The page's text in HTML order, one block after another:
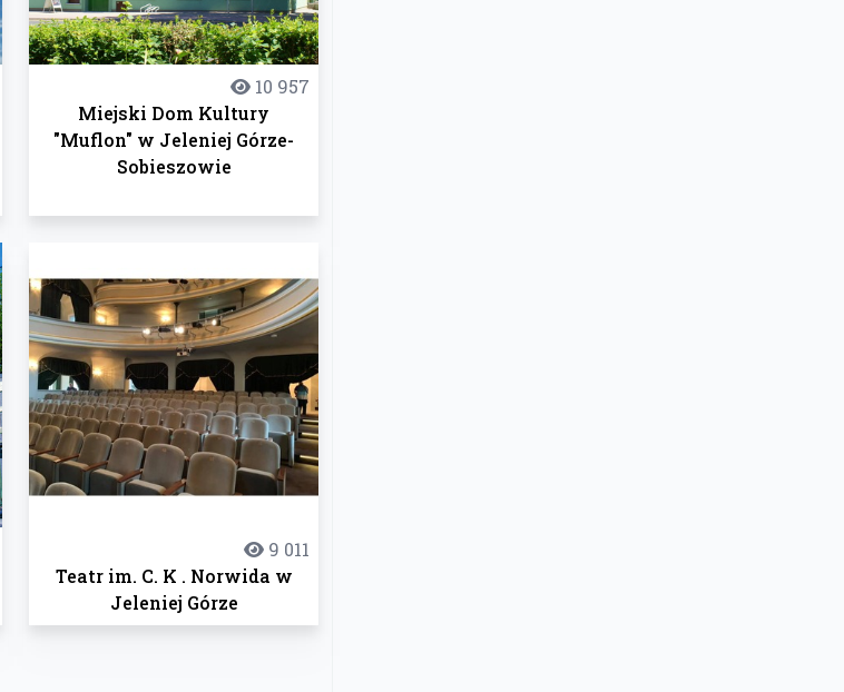
10 957
Miejski Dom Kultury
"Muflon" w Jeleniej Górze-
Sobieszowie
9 011
Teatr im. C. K . Norwida w
Jeleniej Górze